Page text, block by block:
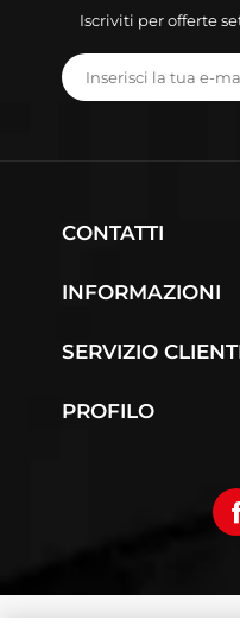
Iscriviti per offerte
CONTATTI
INFORMAZIONI
SERVIZIO
PROFILO